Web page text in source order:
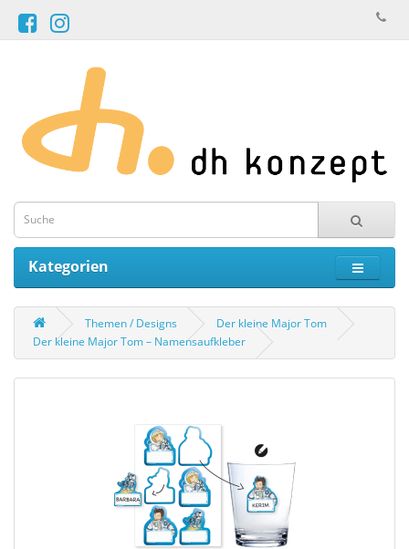
Kategorien
Themen / Designs
Der kleine Major Tom
Der kleine Major Tom – Namensaufkleber